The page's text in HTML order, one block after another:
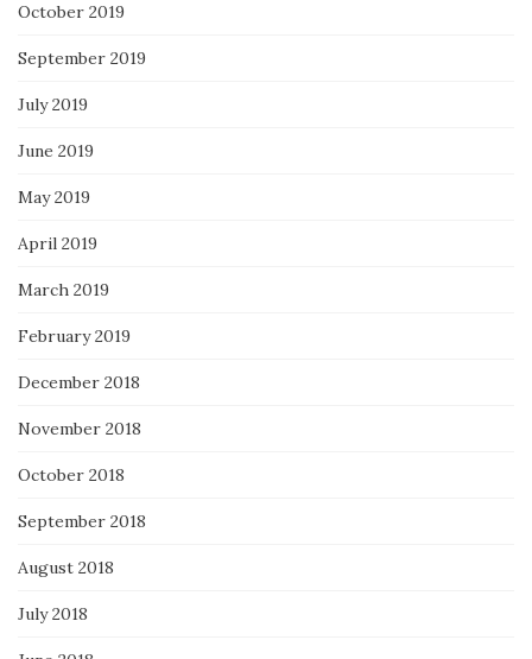
October 2019
September 2019
July 2019
June 2019
May 2019
April 2019
March 2019
February 2019
December 2018
November 2018
October 2018
September 2018
August 2018
July 2018